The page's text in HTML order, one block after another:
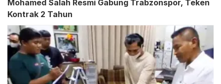
Mohamed Salah Resmi Gabung Trabzonspor, Teken
Kontrak 2 Tahun